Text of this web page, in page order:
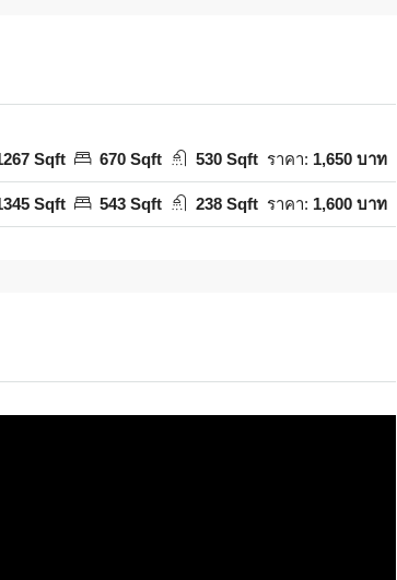
Sqft 670 Sqft 530 Sqft ราคา: 1,650 บาท
Sqft 543 Sqft 238 Sqft ราคา: 1,600 บาท